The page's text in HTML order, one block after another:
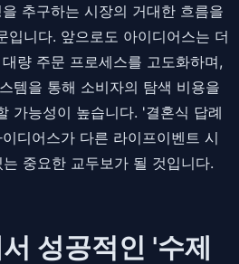
추구하는 시장의 거대한 흐름을
입니다. 앞으로도 아이디어스는 더
량 주문 프로세스를 고도화하며,
템을 통해 소비자의 탐색 비용을
가능성이 높습니다. '결혼식 답례
디어스가 다른 라이프이벤트 시
중요한 교두보가 될 것입니다.
성공적인 '수제